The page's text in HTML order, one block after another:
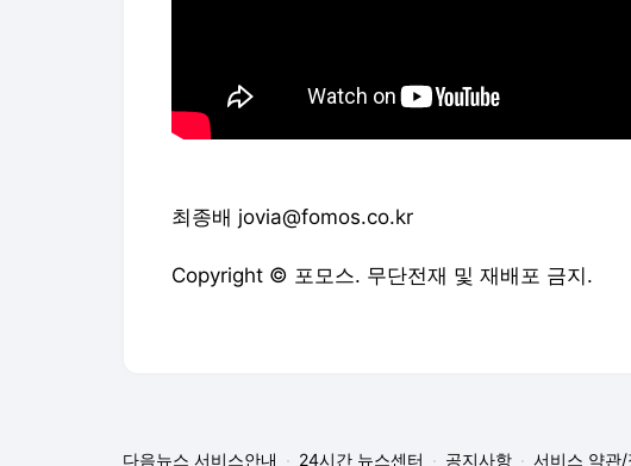
최종배 jovia@fomos.co.kr
Copyright © 포모스. 무단전재 및 재배포 금지.
다음뉴스 서비스안내 24시간 뉴스센터 공지사항 서비스 약관/